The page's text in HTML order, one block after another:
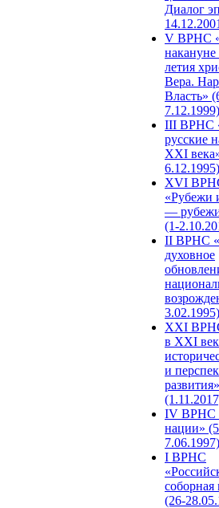
Диалог
V ВРНС
накануне
летия
Вера.
Власть»
7.12.1999)
III ВРНС
русские
XXI
6.12.1995)
XVI
«Рубежи
—
(1-
II ВРНС
духовное
3.02.1995)
XХI
в XXI
и
развития»
IV ВРНС
нации»
7.06.1997)
I ВРНС
(26-